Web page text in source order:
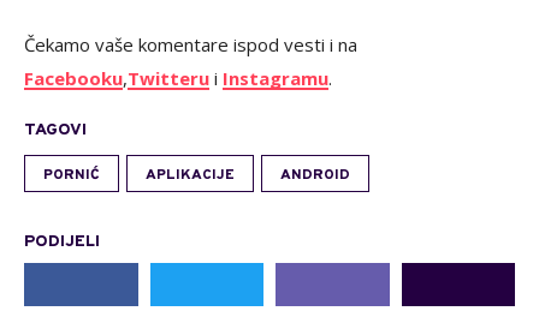
Čekamo vaše komentare ispod vesti i na
Facebooku,Twitteru i Instagramu.
TAGOVI
PORNIĆ APLIKACIJE ANDROID
PODIJELI